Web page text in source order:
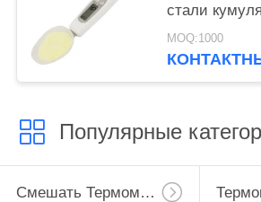
стали
разделывать
MOQ:1000
Популярные
Смешать Термометр